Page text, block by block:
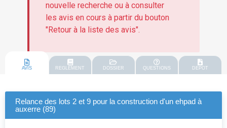
nouvelle recherche ou à consulter
les avis en cours à partir du bouton
"Retour à la liste des avis".
AVIS REGLEMENT DOSSIER QUESTIONS DEPOT
Relance des lots 2 et 9 pour la construction d'un ehpad à
auxerre (89)